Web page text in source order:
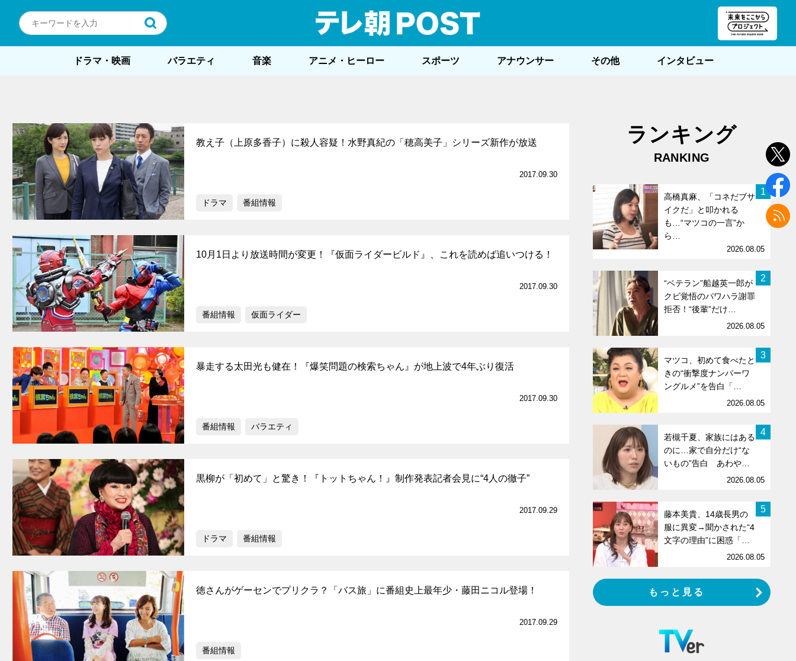
ドラマ・映画 バラエティ 音楽 アニメ・ヒーロー スポーツ アナウンサー その他 インタビュー
教え子（上原多香子）に殺人容疑！水野真紀の「穂高美子」シリーズ新作が放送
2017.09.30
ドラマ 番組情報
10月1日より放送時間が変更！『仮面ライダービルド』、これを読めば追いつける！
2017.09.30
番組情報 仮面ライダー
暴走する太田光も健在！『爆笑問題の検索ちゃん』が地上波で4年ぶり復活
2017.09.30
番組情報 バラエティ
黒柳が「初めて」と驚き！『トットちゃん！』制作発表記者会見に“4人の徹子”
2017.09.29
ドラマ 番組情報
徳さんがゲーセンでプリクラ？「バス旅」に番組史上最年少・藤田ニコル登場！
2017.09.29
番組情報
ランキング
RANKING
1
高橋真麻、「コネだブサ
イクだ」と叩かれる
も…“マツコの一言”か
ら…
2026.08.05
2
“ベテラン”船越英一郎が
クビ覚悟のパワハラ謝罪
拒否！“後輩”だけ…
2026.08.05
3
マツコ、初めて食べたと
きの“衝撃度ナンバーワ
ングルメ”を告白「…
2026.08.05
4
若槻千夏、家族にはある
のに…家で自分だけ“な
いもの”告白 あわや…
2026.08.05
5
藤本美貴、14歳長男の
服に異変→聞かされた“4
文字の理由”に困惑「…
2026.08.05
もっと見る